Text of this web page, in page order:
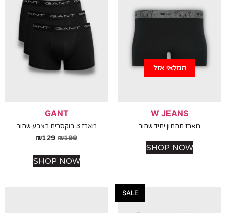
המלאי אזל
W JEANS
מארז תחתון יחיד שחור
SHOP NOW
GANT
₪
₪129
SHOP NOW